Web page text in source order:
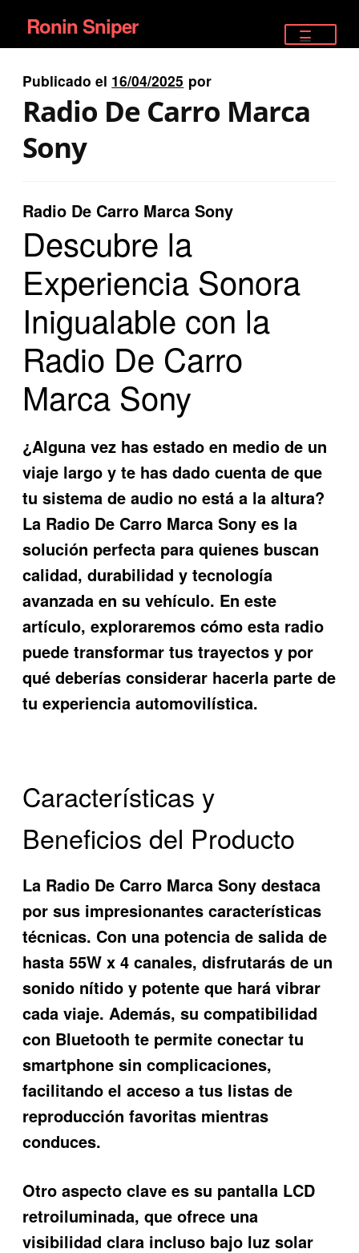
Ir
a
la
navegación
Ir
al
contenido
Ronin Sniper
EQUIPAMIENTO ÉLITE
SATELITALES
Publicado el 16/04/2025 por
Radio De Carro Marca
Sony
Radio De Carro Marca Sony
Descubre la
Experiencia Sonora
Inigualable con la
Radio De Carro
Marca Sony
¿Alguna vez has estado en medio de un
viaje largo y te has dado cuenta de que
tu sistema de audio no está a la altura?
La Radio De Carro Marca Sony es la
solución perfecta para quienes buscan
calidad, durabilidad y tecnología
avanzada en su vehículo. En este
artículo, exploraremos cómo esta radio
puede transformar tus trayectos y por
qué deberías considerar hacerla parte de
tu experiencia automovilística.
Características y
Beneficios del Producto
La Radio De Carro Marca Sony destaca
por sus impresionantes características
técnicas. Con una potencia de salida de
hasta 55W x 4 canales, disfrutarás de un
sonido nítido y potente que hará vibrar
cada viaje. Además, su compatibilidad
con Bluetooth te permite conectar tu
smartphone sin complicaciones,
facilitando el acceso a tus listas de
reproducción favoritas mientras
conduces.
Otro aspecto clave es su pantalla LCD
retroiluminada, que ofrece una
visibilidad clara incluso bajo luz solar